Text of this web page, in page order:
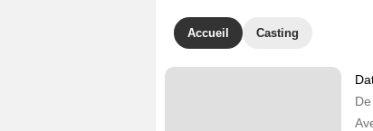
Accueil Casting
De